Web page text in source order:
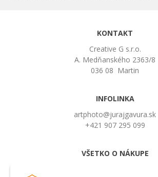
KONTAKT
Creative G s.r.o.
A. Medňanského 2363/8
036 08 Martin
INFOLINKA
artphoto@jurajgavura.sk
+421 907 295 099
VŠETKO O NÁKUPE